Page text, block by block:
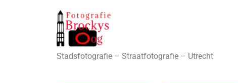
Stadsfotografie – Straatfotografie – Utrecht